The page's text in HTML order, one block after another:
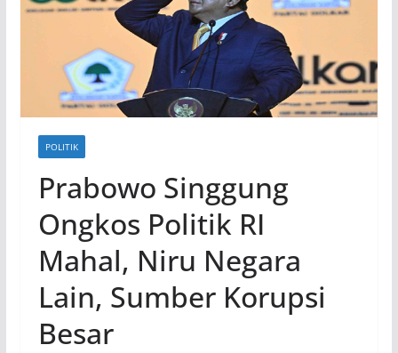
POLITIK
Prabowo Singgung
Ongkos Politik RI
Mahal, Niru Negara
Lain, Sumber Korupsi
Besar